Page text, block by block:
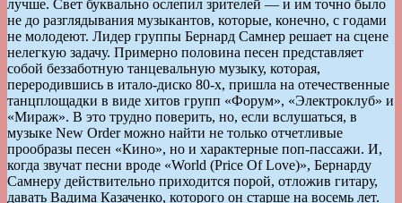
лучше. Свет буквально ослепил зрителей — и им точно было
не до разглядывания музыкантов, которые, конечно, с годами
не молодеют. Лидер группы Бернард Самнер решает на сцене
нелегкую задачу. Примерно половина песен представляет
собой беззаботную танцевальную музыку, которая,
переродившись в итало-диско 80-х, пришла на отечественные
танцплощадки в виде хитов групп «Форум», «Электроклуб» и
«Мираж». В это трудно поверить, но, если вслушаться, в
музыке New Order можно найти не только отчетливые
прообразы песен «Кино», но и характерные поп-пассажи. И,
когда звучат песни вроде «World (Price Of Love)», Бернарду
Самнеру действительно приходится порой, отложив гитару,
давать Вадима Казаченко, которого он старше на восемь лет.